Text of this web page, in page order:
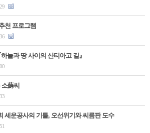
천 프로그램
늘과 땅 사이의 산티아고 길』
소蘇씨
세운공사의 기틀, 오선위기와 씨름판 도수